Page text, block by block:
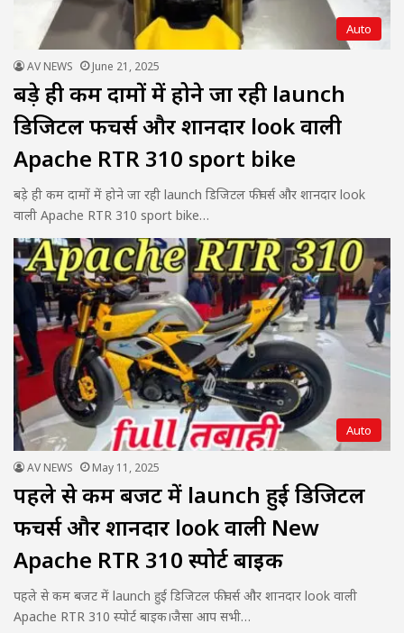
Auto
AV NEWS June 21, 2025
बड़े ही कम दामों में होने जा रही launch
डिजिटल फीचर्स और शानदार look वाली
Apache RTR 310 sport bike
बड़े ही कम दामों में होने जा रही launch डिजिटल फीचर्स और शानदार look
वाली Apache RTR 310 sport bike…
Auto
AV NEWS May 11, 2025
पहले से कम बजट में launch हुई डिजिटल
फीचर्स और शानदार look वाली New
Apache RTR 310 स्पोर्ट बाइक
पहले से कम बजट में launch हुई डिजिटल फीचर्स और शानदार look वाली
Apache RTR 310 स्पोर्ट बाइक।जैसा आप सभी…